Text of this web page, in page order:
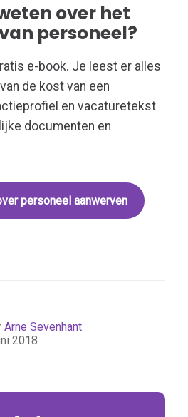
over het
personeel?
e-book. Je leest er alles
de kost van een
en vacaturetekst
documenten en
personeel aanwerven
Arne Sevenhant
2018